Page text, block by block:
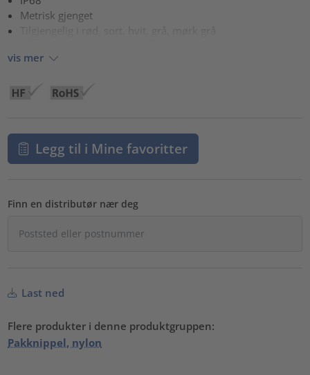
Metrisk gjenget
vis mer
Legg til i Mine favoritter
Finn en distributør nær deg
Last ned
Flere produkter i denne produktgruppen:
Pakknippel, nylon